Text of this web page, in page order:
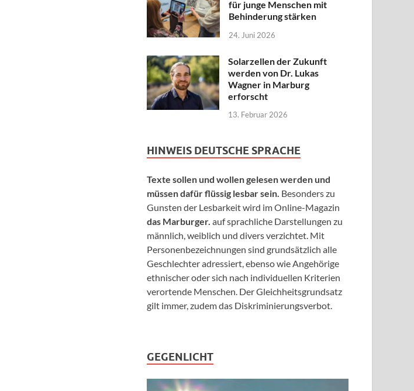
für junge Menschen mit
Behinderung stärken
24. Juni 2026
Solarzellen der Zukunft
werden von Dr. Lukas
Wagner in Marburg
erforscht
13. Februar 2026
HINWEIS DEUTSCHE SPRACHE
Texte sollen und wollen gelesen werden und
müssen dafür flüssig lesbar sein. Besonders zu
Gunsten der Lesbarkeit wird im Online-Magazin
das Marburger. auf sprachliche Darstellungen zu
männlich, weiblich und divers verzichtet. Mit
Personenbezeichnungen sind grundsätzlich alle
Geschlechter adressiert, ebenso wie Angehörige
ethnischer oder sich nach individuellen Kriterien
verortende Menschen. Der Gleichheitsgrundsatz
gilt immer, zudem das Diskriminierungsverbot.
GEGENLICHT